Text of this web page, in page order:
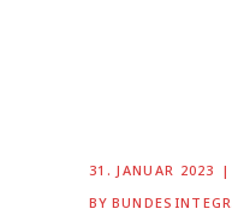
31. JANUAR 2023
BY